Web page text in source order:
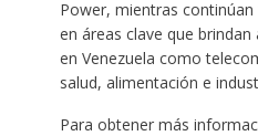
Power, mientras
en áreas clave que
en Venezuela como
salud, alimentación e
Para obtener más